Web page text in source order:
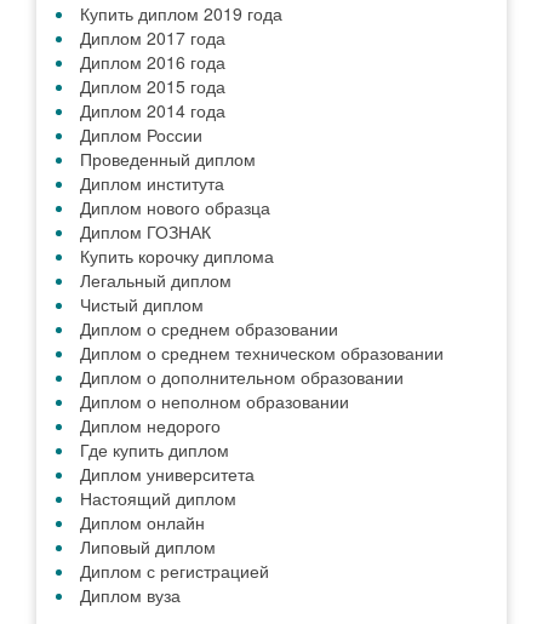
Купить диплом 2019 года
Диплом 2017 года
Диплом 2016 года
Диплом 2015 года
Диплом 2014 года
Диплом России
Проведенный диплом
Диплом института
Диплом нового образца
Диплом ГОЗНАК
Купить корочку диплома
Легальный диплом
Чистый диплом
Диплом о среднем образовании
Диплом о среднем техническом образовании
Диплом о дополнительном образовании
Диплом о неполном образовании
Диплом недорого
Где купить диплом
Диплом университета
Настоящий диплом
Диплом онлайн
Липовый диплом
Диплом с регистрацией
Диплом вуза